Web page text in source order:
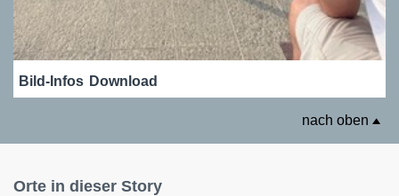
Bild-Infos Download
nach oben
Orte in dieser Story